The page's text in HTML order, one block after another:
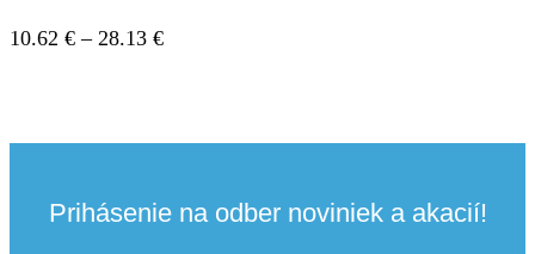
10.62 € – 28.13 €Price
through
Prihásenie na odber noviniek a akacií!